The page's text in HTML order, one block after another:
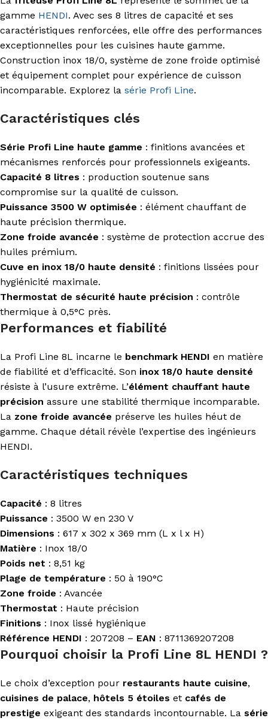
gamme HENDI. Avec ses 8 litres de capacité et ses
caractéristiques renforcées, elle offre des performances
exceptionnelles pour les cuisines haute gamme.
Construction inox 18/0, système de zone froide optimisé
et équipement complet pour expérience de cuisson
incomparable. Explorez la série Profi Line.
Caractéristiques clés
Série Profi Line haute gamme : finitions avancées et
mécanismes renforcés pour professionnels exigeants.
Capacité 8 litres : production soutenue sans
compromise sur la qualité de cuisson.
Puissance 3500 W optimisée : élément chauffant de
haute précision thermique.
Zone froide avancée : système de protection accrue des
huiles prémium.
Cuve en inox 18/0 haute densité : finitions lissées pour
hygiénicité maximale.
Thermostat de sécurité haute précision : contrôle
thermique à 0,5°C près.
Performances et fiabilité
La Profi Line 8L incarne le benchmark HENDI en matière
de fiabilité et d’efficacité. Son inox 18/0 haute densité
résiste à l’usure extrême. L’élément chauffant haute
précision assure une stabilité thermique incomparable.
La zone froide avancée préserve les huiles héut de
gamme. Chaque détail révèle l’expertise des ingénieurs
HENDI.
Caractéristiques techniques
Capacité : 8 litres
Puissance : 3500 W en 230 V
Dimensions : 617 x 302 x 369 mm (L x l x H)
Matière : Inox 18/0
Poids net : 8,51 kg
Plage de température : 50 à 190°C
Zone froide : Avancée
Thermostat : Haute précision
Finitions : Inox lissé hygiénique
Référence HENDI : 207208 – EAN : 8711369207208
Pourquoi choisir la Profi Line 8L HENDI ?
Le choix d’exception pour restaurants haute cuisine,
cuisines de palace, hôtels 5 étoiles et cafés de
prestige exigeant des standards incontournable. La série